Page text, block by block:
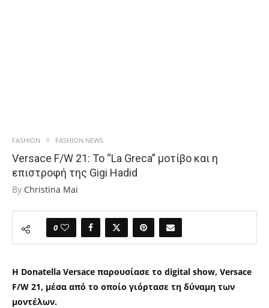
FASHION FASHION NEWS
Versace F/W 21: Το “La Greca” μοτίβο και η
επιστροφή της Gigi Hadid
By Christina Mai
0
Η Donatella Versace παρουσίασε το digital show, Versace
F/W 21, μέσα από το οποίο γιόρτασε τη δύναμη των
μοντέλων.